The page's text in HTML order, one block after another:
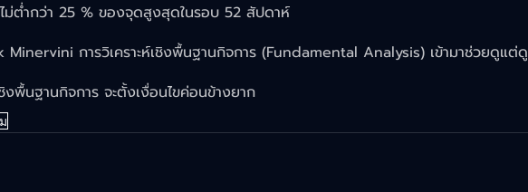
ม่ตํ่ากว่า 25 % ของจุดสูงสุดในรอบ 52 สัปดาห์
การวิเคราะห์เชิงพื้นฐานกิจการ (Fundamental Analysis) เข้ามาช่วยดูแต่ดู
ชิงพื้นฐานกิจการ จะตั้งเงื่อนไขค่อนข้างยาก